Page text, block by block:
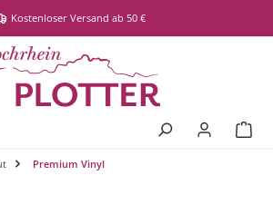
Kostenloser Versand ab 50 €
Premium Vinyl